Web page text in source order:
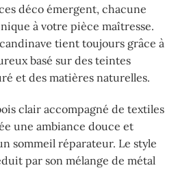
déco émergent, chacune
à votre pièce maîtresse.
tient toujours grâce à
basé sur des teintes
et des matières naturelles.
clair accompagné de textiles
une ambiance douce et
sommeil réparateur. Le style
par son mélange de métal